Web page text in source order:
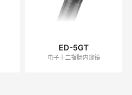
ED-5GT
电子十二指肠内窥镜